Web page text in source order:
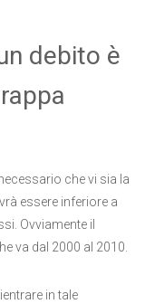
debito è
che vi sia la
essere inferiore a
Ovviamente il
va dal 2000 al 2010.
in tale